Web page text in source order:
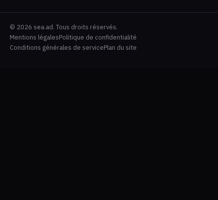
© 2026 sea.ad. Tous droits réservés.
Mentions légalesPolitique de confidentialité
Conditions générales de servicePlan du site